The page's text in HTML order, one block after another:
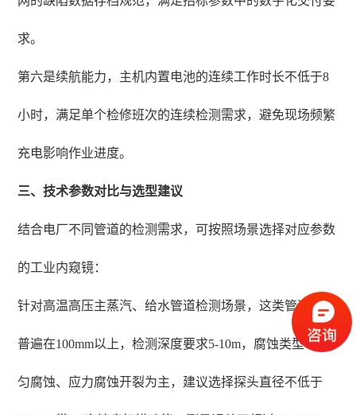
求。
第六是续航能力，主机内置电池的连续工作时长不低于8
小时，满足单个检修班次的连续检测需求，避免现场频繁
充电影响作业进度。
三、技术参数对比与选型建议
结合电厂不同管道的检测需求，可按照场景选择对应参数
的工业内窥镜：
针对高温高压主蒸汽、给水管道检测场景，这类管道管径
普遍在100mm以上，检测深度要求5-10m，腐蚀类型以均
匀腐蚀、应力腐蚀开裂为主，建议选择探头直径不低于